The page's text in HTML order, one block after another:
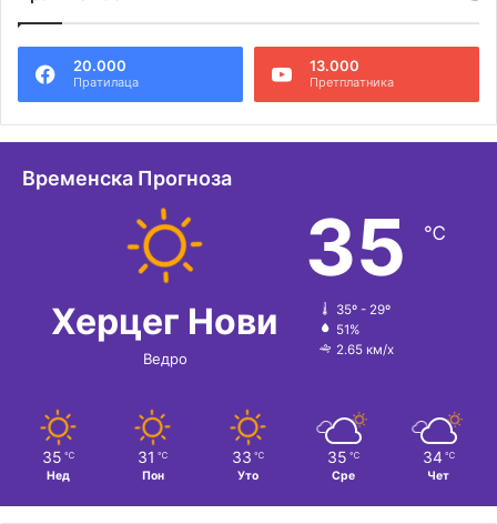
20.000
Пратилаца
13.000
Претплатника
Временска Прогноза
Херцег Нови
Ведро
35 ℃
35º - 29º
51%
2.65 км/х
35 ℃
Нед
31 ℃
Пон
33 ℃
Уто
35 ℃
Сре
34 ℃
Чет